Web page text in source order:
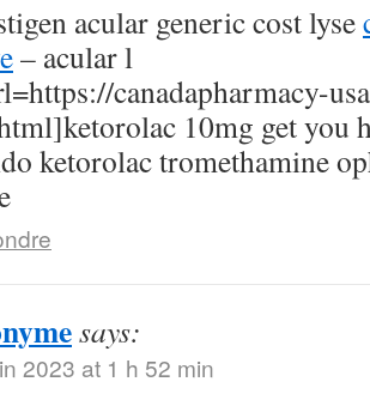
acular generic cost lyse
– acular l
canadapharmacy-
10mg get you
ketorolac tromethamine
says:
2023 at 1 h 52 min